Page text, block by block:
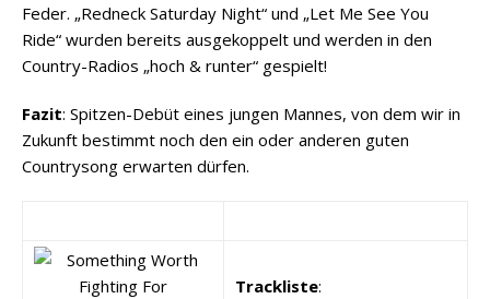
Feder. „Redneck Saturday Night“ und „Let Me See You
Ride“ wurden bereits ausgekoppelt und werden in den
Country-Radios „hoch & runter“ gespielt!
Fazit: Spitzen-Debüt eines jungen Mannes, von dem wir in
Zukunft bestimmt noch den ein oder anderen guten
Countrysong erwarten dürfen.
Trackliste: